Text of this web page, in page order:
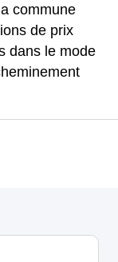
commune
de prix
dans le mode